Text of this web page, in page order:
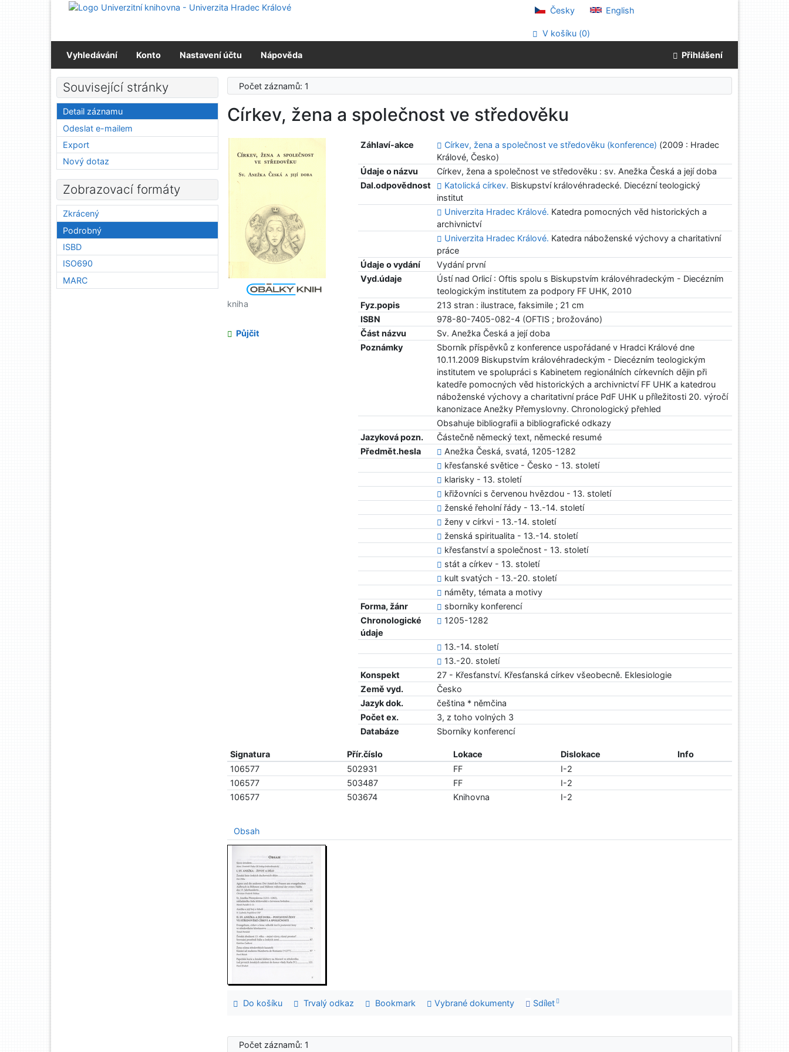
Přejít na obsah
Česky English
V košíku (0)
Vyhledávání Konto Nastavení účtu Nápověda Přihlášení
Počet záznamů: 1
Církev, žena a společnost ve středověku
Záhlaví-akce Církev, žena a společnost ve středověku (konference) (2009 : Hradec
Králové, Česko)
Údaje o názvu
Církev, žena a společnost ve středověku : sv. Anežka Česká a její doba
Dal.odpovědnost
Katolická církev. Biskupství královéhradecké. Diecézní teologický
institut
Univerzita Hradec Králové. Katedra pomocných věd historických a
archivnictví
Univerzita Hradec Králové. Katedra náboženské výchovy a charitativní
práce
Údaje o vydání
Vydání první
Vyd.údaje
Ústí nad Orlicí : Oftis spolu s Biskupstvím královéhradeckým - Diecézním
teologickým institutem za podpory FF UHK, 2010
Fyz.popis
213 stran : ilustrace, faksimile ; 21 cm
ISBN
978-80-7405-082-4 (OFTIS ; brožováno)
Část názvu
Sv. Anežka Česká a její doba
Poznámky
Sborník příspěvků z konference uspořádané v Hradci Králové dne
10.11.2009 Biskupstvím královéhradeckým - Diecézním teologickým
institutem ve spolupráci s Kabinetem regionálních církevních dějin při
katedře pomocných věd historických a archivnictví FF UHK a katedrou
náboženské výchovy a charitativní práce PdF UHK u příležitosti 20. výročí
kanonizace Anežky Přemyslovny. Chronologický přehled
Obsahuje bibliografii a bibliografické odkazy
Jazyková pozn.
Částečně německý text, německé resumé
Předmět.hesla
Anežka Česká, svatá, 1205-1282
křesťanské světice - Česko - 13. století
klarisky - 13. století
křižovníci s červenou hvězdou - 13. století
ženské řeholní řády - 13.-14. století
ženy v církvi - 13.-14. století
ženská spiritualita - 13.-14. století
křesťanství a společnost - 13. století
stát a církev - 13. století
kult svatých - 13.-20. století
náměty, témata a motivy
Forma, žánr
sborníky konferencí
Chronologické
údaje
1205-1282
13.-14. století
13.-20. století
Konspekt
27 - Křesťanství. Křesťanská církev všeobecně. Eklesiologie
Země vyd.
Česko
Jazyk dok.
čeština * němčina
Počet ex.
3, z toho volných 3
Databáze
Sborníky konferencí
kniha
Půjčit
Signatura Přír.číslo Lokace Dislokace
Info
106577
502931 FF
I-2
106577
503487 FF
I-2
106577
503674 Knihovna I-2
Obsah
Do košíku Trvalý odkaz Bookmark Vybrané dokumenty Sdílet
Počet záznamů: 1
Související stránky
Detail záznamu
Odeslat e-mailem
Export
Nový dotaz
Zobrazovací formáty
Zkrácený
Podrobný
ISBD
ISO690
MARC